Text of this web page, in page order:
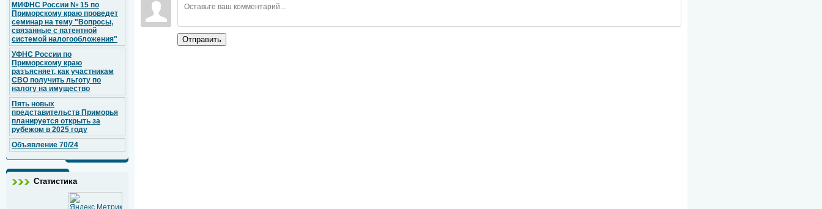
МИФНС России № 15 по
Приморскому краю проведет
семинар на тему "Вопросы,
связанные с патентной
системой налогообложения"
УФНС России по
Приморскому краю
разъясняет, как участникам
СВО получить льготу по
налогу на имущество
Пять новых
представительств Приморья
планируется открыть за
рубежом в 2025 году
Объявление 70/24
Статистика
Отправить